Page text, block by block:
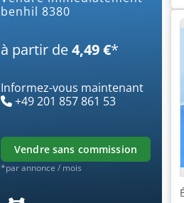
benhil 8380
à partir de4,49 €*
Informez-vous maintenant
+49 201 857 861 53
vendre sans commission
*par annonce / mois